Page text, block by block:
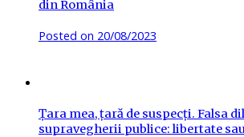
din România
Posted on 20/08/2023
Țara mea, țară de suspecți. Falsa
supravegherii publice: libertate